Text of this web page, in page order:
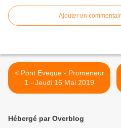
Ajouter un
< Pont Eveque - Promeneur
1 - Jeudi 16 Mai 2019
Hébergé par Overblog